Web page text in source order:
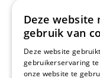
Dinsdag
Woensdag
Vrijdag
Zaterdag
Deze website
gebruik van
Deze website
gebruikerservaring
onze website te